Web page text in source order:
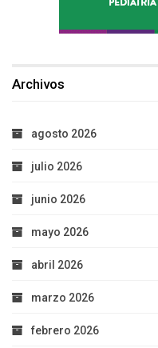
Archivos
agosto 2026
julio 2026
junio 2026
mayo 2026
abril 2026
marzo 2026
febrero 2026